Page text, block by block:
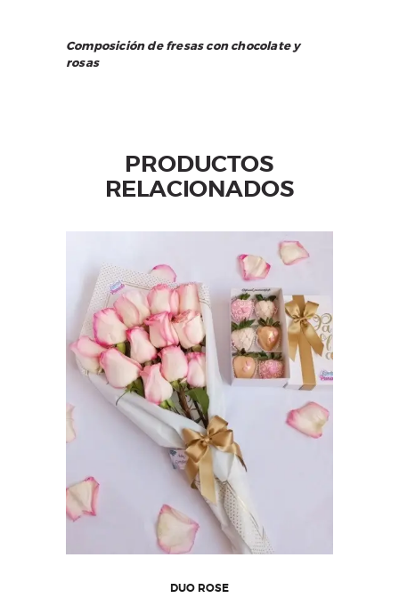
Composición de fresas con chocolate y
rosas
PRODUCTOS
RELACIONADOS
DUO ROSE